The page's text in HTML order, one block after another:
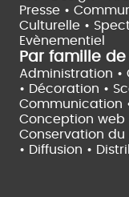
Presse •
Culturelle •
Evènementiel
Par famille
Administration •
• Décoration •
Communication
Conception web
Conservation du
• Diffusion •